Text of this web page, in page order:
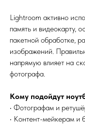
Lightroom активно
память и видеокарту,
пакетной обработке,
изображений.
напрямую влияет на
фотографа.
Кому подойдут
• Фотографам и
• Контент-мейкерам и